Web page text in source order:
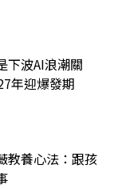
下波AI浪潮關
年迎爆發期
教養心法：跟孩